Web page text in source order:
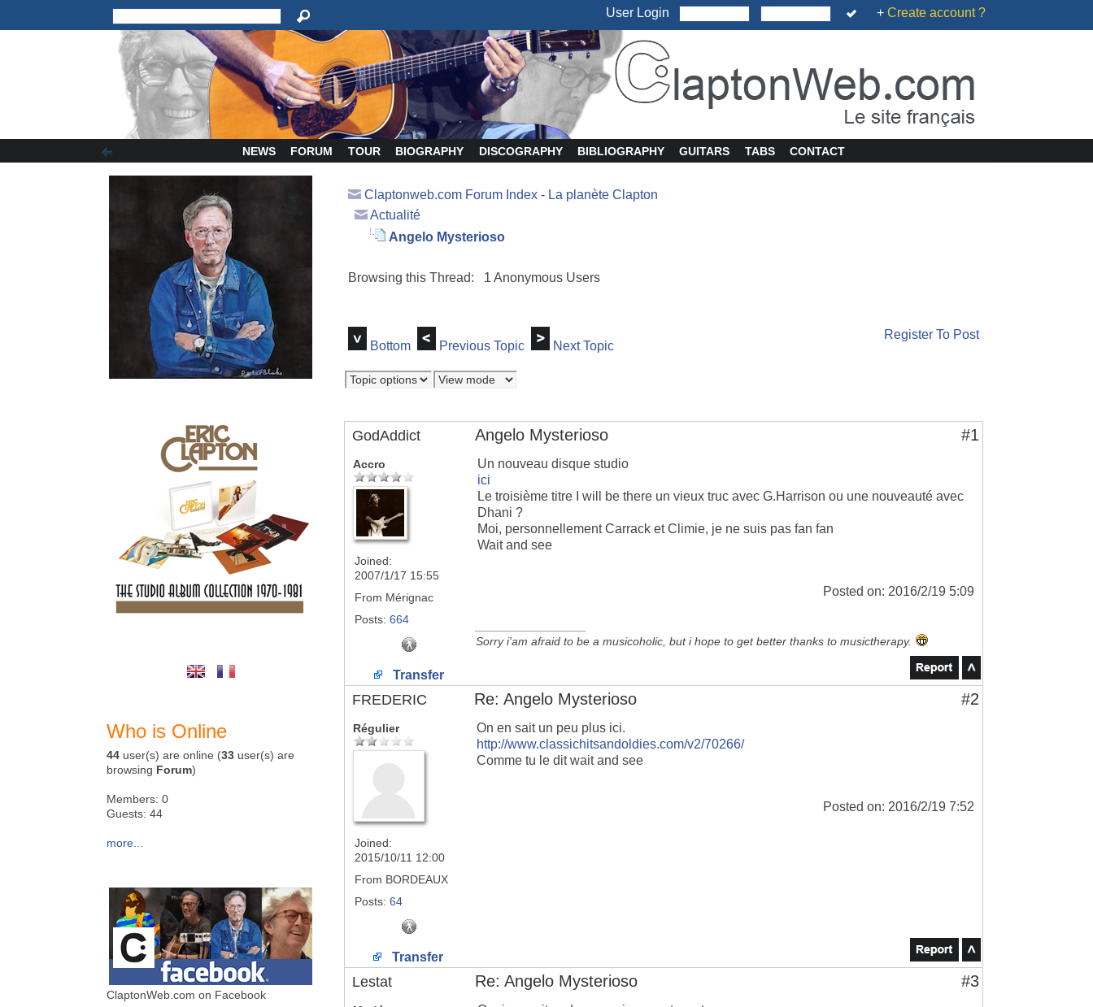
User Login + Create account ?
NEWS FORUM TOUR BIOGRAPHY DISCOGRAPHY BIBLIOGRAPHY GUITARS TABS CONTACT
Who is Online
44 user(s) are online (33 user(s) are
browsing Forum)
Members: 0
Guests: 44
more...
ClaptonWeb.com on Facebook
Claptonweb.com Forum Index - La planète Clapton
Actualité
Angelo Mysterioso
Browsing this Thread: 1 Anonymous Users
Bottom Previous Topic Next Topic
Register To Post
GodAddict Angelo Mysterioso #1
Accro
Joined:
2007/1/17 15:55
From Mérignac
Posts: 664
Un nouveau disque studio
ici
Le troisième titre I will be there un vieux truc avec G.Harrison ou une nouveauté avec
Dhani ?
Moi, personnellement Carrack et Climie, je ne suis pas fan fan
Wait and see
Posted on: 2016/2/19 5:09
Sorry i'am afraid to be a musicoholic, but i hope to get better thanks to musictherapy.
Transfer
FREDERIC Re: Angelo Mysterioso #2
Régulier
Joined:
2015/10/11 12:00
From BORDEAUX
Posts: 64
On en sait un peu plus ici.
http://www.classichitsandoldies.com/v2/70266/
Comme tu le dit wait and see
Posted on: 2016/2/19 7:52
Transfer
Lestat Re: Angelo Mysterioso #3